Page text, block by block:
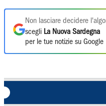
Non lasciare decidere
scegli La Nuova Sardegna
per le tue notizie su Google